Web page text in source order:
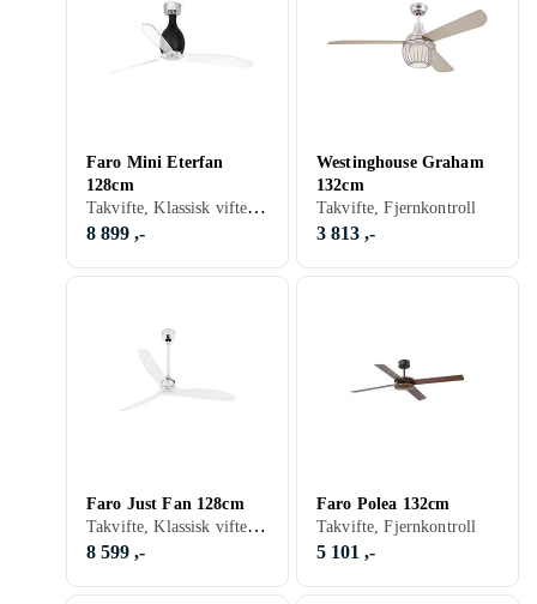
Faro Mini Eterfan
128cm
Takvifte, Klassisk vifte, Belysning, Fjernkontroll
8 899 ,-
Westinghouse Graham
132cm
Takvifte, Fjernkontroll
3 813 ,-
Faro Just Fan 128cm
Takvifte, Klassisk vifte, Belysning, Fjernkontroll, Stillegående
8 599 ,-
Faro Polea 132cm
Takvifte, Fjernkontroll
5 101 ,-